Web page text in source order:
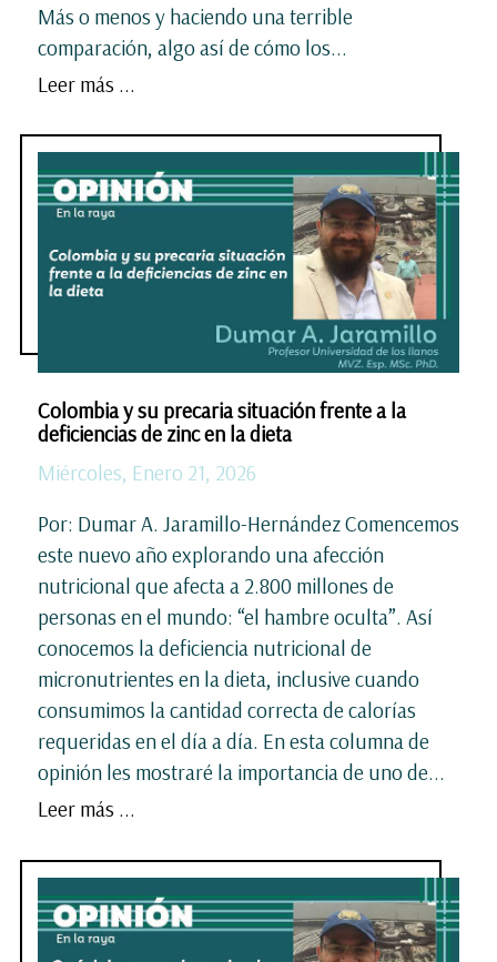
Más o menos y haciendo una terrible
comparación, algo así de cómo los...
Leer más ...
Colombia y su precaria situación frente a la
deficiencias de zinc en la dieta
Miércoles, Enero 21, 2026
Por: Dumar A. Jaramillo-Hernández Comencemos
este nuevo año explorando una afección
nutricional que afecta a 2.800 millones de
personas en el mundo: “el hambre oculta”. Así
conocemos la deficiencia nutricional de
micronutrientes en la dieta, inclusive cuando
consumimos la cantidad correcta de calorías
requeridas en el día a día. En esta columna de
opinión les mostraré la importancia de uno de...
Leer más ...